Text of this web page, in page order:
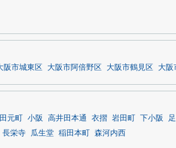
阪市城東区 大阪市阿倍野区 大阪市鶴見区 大阪
元町 小阪 高井田本通 衣摺 岩田町 下小阪
長栄寺 瓜生堂 稲田本町 森河内西